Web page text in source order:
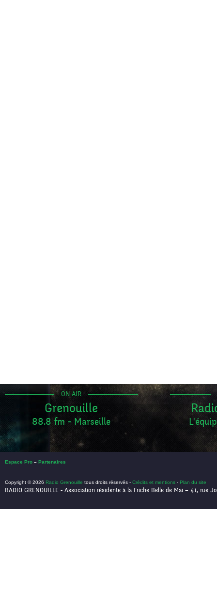
ON AIR
Grenouille
88.8 fm - Marseille
Espace Pro – Partenaires
Copyright © 2026 Radio Grenouille tous droits réservés - Crédits et mentions - Plan du site
RADIO GRENOUILLE - Association résidente à la Friche Belle de Mai – 41, rue